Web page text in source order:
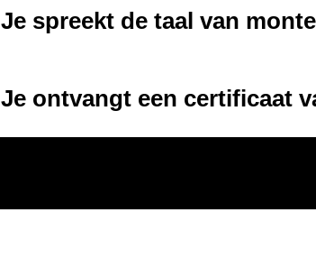
Je spreekt de taal van
Je ontvangt een certificaat